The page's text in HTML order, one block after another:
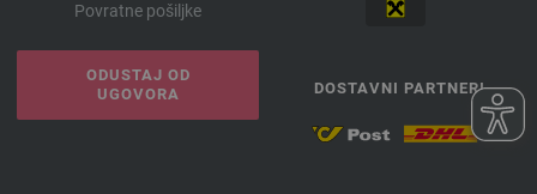
Povratne pošiljke
ODUSTAJ OD
UGOVORA
DOSTAVNI PARTNERI